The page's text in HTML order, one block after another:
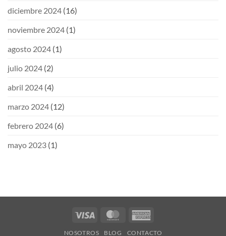
diciembre 2024 (16)
noviembre 2024 (1)
agosto 2024 (1)
julio 2024 (2)
abril 2024 (4)
marzo 2024 (12)
febrero 2024 (6)
mayo 2023 (1)
Visa MasterCard
NOSOTROS BLOG CONTACTO